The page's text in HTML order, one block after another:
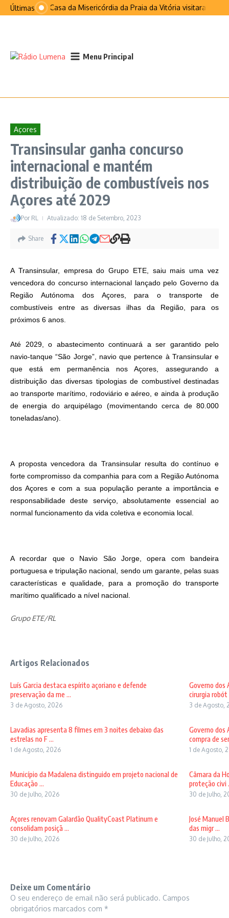
Ir para o conteúdo
ÚltimasSanta Casa da Misericórdia da Praia da Vitória visitaram São
Menu Principal
Açores
Transinsular ganha concurso
internacional e mantém
distribuição de combustíveis nos
Açores até 2029
Por RL Atualizado: 18 de Setembro, 2023
Share
A Transinsular, empresa do Grupo ETE, saiu mais uma vez
vencedora do concurso internacional lançado pelo Governo da
Região Autónoma dos Açores, para o transporte de
combustíveis entre as diversas ilhas da Região, para os
próximos 6 anos.
Até 2029, o abastecimento continuará a ser garantido pelo
navio-tanque “São Jorge”, navio que pertence à Transinsular e
que está em permanência nos Açores, assegurando a
distribuição das diversas tipologias de combustível destinadas
ao transporte marítimo, rodoviário e aéreo, e ainda à produção
de energia do arquipélago (movimentando cerca de 80.000
toneladas/ano).
A proposta vencedora da Transinsular resulta do contínuo e
forte compromisso da companhia para com a Região Autónoma
dos Açores e com a sua população perante a importância e
responsabilidade deste serviço, absolutamente essencial ao
normal funcionamento da vida coletiva e economia local.
A recordar que o Navio São Jorge, opera com bandeira
portuguesa e tripulação nacional, sendo um garante, pelas suas
características e qualidade, para a promoção do transporte
marítimo qualificado a nível nacional.
Grupo ETE/RL
Artigos Relacionados
Luís Garcia destaca espírito açoriano e defende
preservação da me ...
3 de Agosto, 2026
Governo dos
cirurgia robót
3 de Agosto,
Lavadias apresenta 8 filmes em 3 noites debaixo das
estrelas no F ...
1 de Agosto, 2026
Governo dos
compra de
1 de Agosto,
Município da Madalena distinguido em projeto nacional de
Educação ...
30 de Julho, 2026
Câmara da
proteção civi
30 de Julho,
Açores renovam Galardão QualityCoast Platinum e
consolidam posiçã ...
30 de Julho, 2026
José Manuel
das migr ...
30 de Julho,
Deixe um Comentário
O seu endereço de email não será publicado. Campos
obrigatórios marcados com *